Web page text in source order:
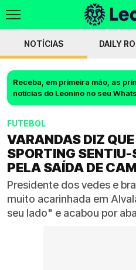
NOTÍCIAS DAILY
Receba, em primeira mão, as
notícias do Leonino no seu
FUTEBOL
VARANDAS DIZ
SPORTING
PELA SAÍDA DE
Presidente dos vedes e
muito acarinhada em
seu lado" e acabou por